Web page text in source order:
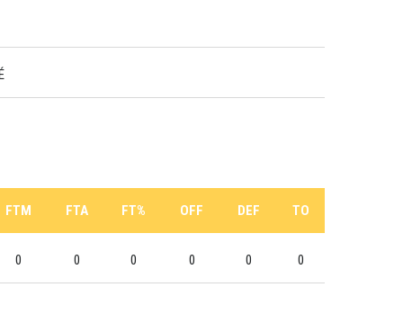
FTM FTA FT% OFF DEF TO
0 0 0 0 0 0